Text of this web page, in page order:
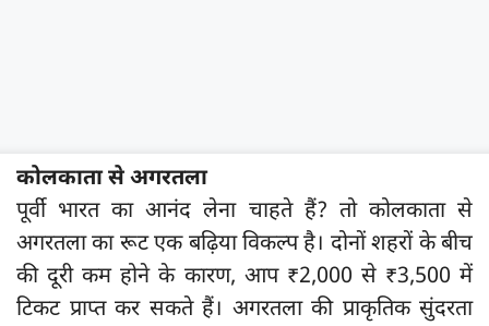
कोलकाता से अगरतला
पूर्वी भारत का आनंद लेना चाहते हैं? तो कोलकाता से
अगरतला का रूट एक बढ़िया विकल्प है। दोनों शहरों के बीच
की दूरी कम होने के कारण, आप ₹2,000 से ₹3,500 में
टिकट प्राप्त कर सकते हैं। अगरतला की प्राकृतिक सुंदरता